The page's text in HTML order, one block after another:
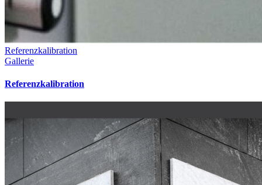
Referenzkalibration
Gallerie
Referenzkalibration